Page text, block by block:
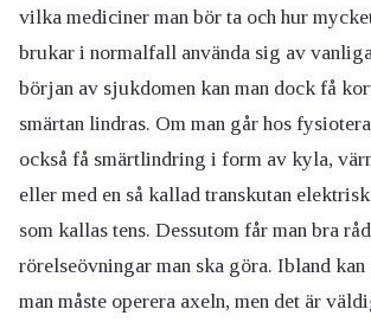
vilka mediciner man bör ta och hur
brukar i normalfall använda sig av
början av sjukdomen kan man dock få
smärtan lindras. Om man går hos
också få smärtlindring i form av kyla,
eller med en så kallad transkutan
som kallas tens. Dessutom får man bra
rörelseövningar man ska göra. Ibland kan
man måste operera axeln, men det är